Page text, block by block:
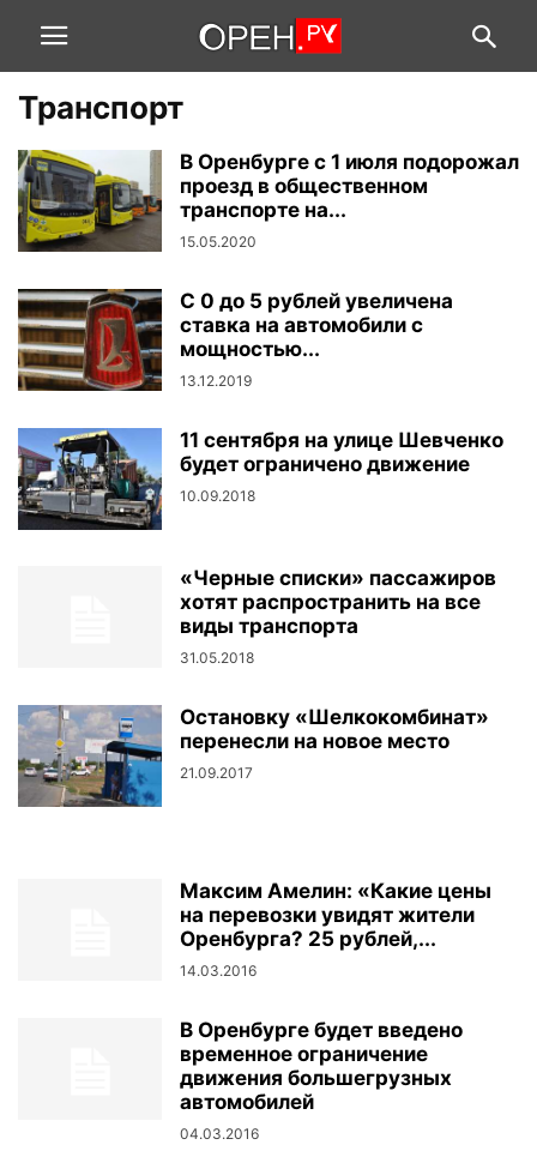
Транспорт
В Оренбурге с 1 июля подорожал
проезд в общественном
транспорте на...
15.05.2020
С 0 до 5 рублей увеличена
ставка на автомобили с
мощностью...
13.12.2019
11 сентября на улице Шевченко
будет ограничено движение
10.09.2018
«Черные списки» пассажиров
хотят распространить на все
виды транспорта
31.05.2018
Остановку «Шелкокомбинат»
перенесли на новое место
21.09.2017
Максим Амелин: «Какие цены
на перевозки увидят жители
Оренбурга? 25 рублей,...
14.03.2016
В Оренбурге будет введено
временное ограничение
движения большегрузных
автомобилей
04.03.2016